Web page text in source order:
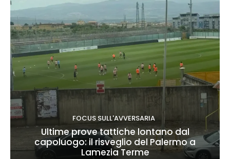
FOCUS SULL'AVVERSARIA
Ultime prove tattiche lontano dal
capoluogo: il risveglio del Palermo a
Lamezia Terme